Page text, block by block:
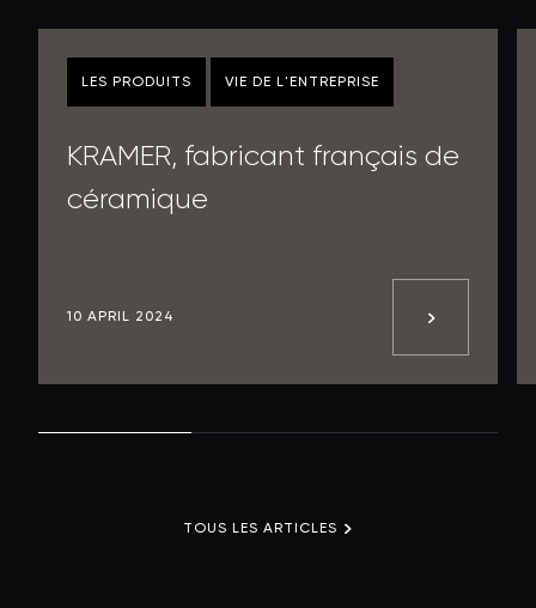
LES PRODUITS VIE DE L'ENTREPRISE
KRAMER, fabricant français de
céramique
10 APRIL 2024
TOUS LES ARTICLES